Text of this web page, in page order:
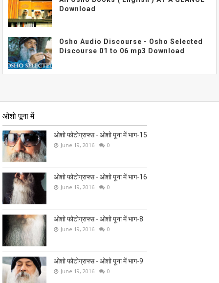
Download
Osho Audio Discourse - Osho Selected
Discourse 01 to 06 mp3 Download
ओशो पूना में
ओशो फोटोग्राफ्स - ओशो पूना में भाग-15
June 19, 2016 0
ओशो फोटोग्राफ्स - ओशो पूना में भाग-16
June 19, 2016 0
ओशो फोटोग्राफ्स - ओशो पूना में भाग-8
June 19, 2016 0
ओशो फोटोग्राफ्स - ओशो पूना में भाग-9
June 19, 2016 0